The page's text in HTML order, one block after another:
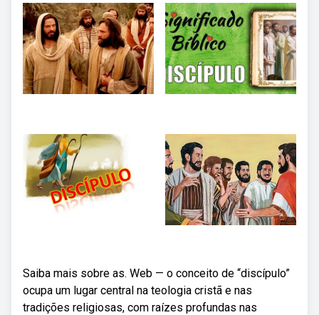
Saiba mais sobre as. Web — o conceito de “discípulo”
ocupa um lugar central na teologia cristã e nas
tradições religiosas, com raízes profundas nas